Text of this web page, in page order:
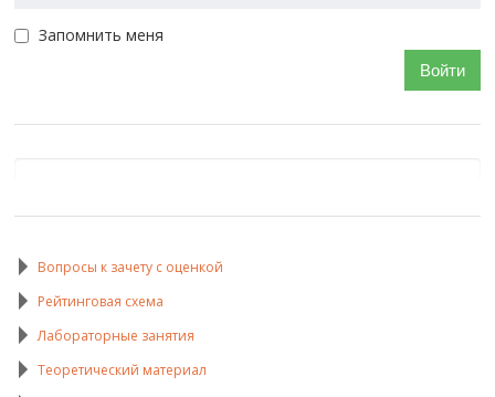
Запомнить меня
Войти
Вопросы к зачету с оценкой
Рейтинговая схема
Лабораторные занятия
Теоретический материал